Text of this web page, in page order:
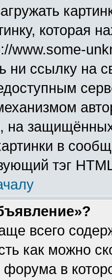
которая
www.some-
ни ссылку на
на
в
тэг
всего
как можно
форума в